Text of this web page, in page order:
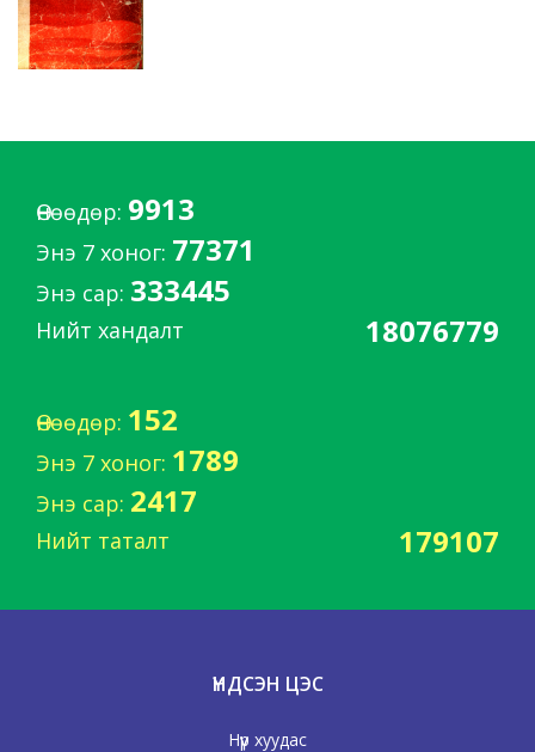
Өнөөдөр: 9913
Энэ 7 хоног: 77371
Энэ сар: 333445
Нийт хандалт 18076779
Өнөөдөр: 152
Энэ 7 хоног: 1789
Энэ сар: 2417
Нийт таталт 179107
ҮНДСЭН ЦЭС
Нүүр хуудас